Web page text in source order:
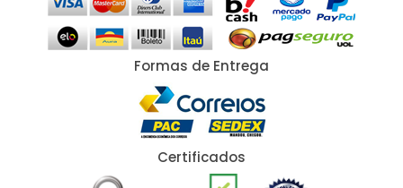
Formas de Entrega
Certificados